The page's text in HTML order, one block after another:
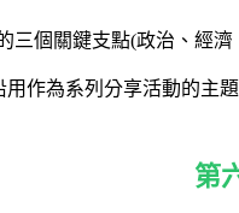
個關鍵支點(政治、經
作為系列分享活動的
第